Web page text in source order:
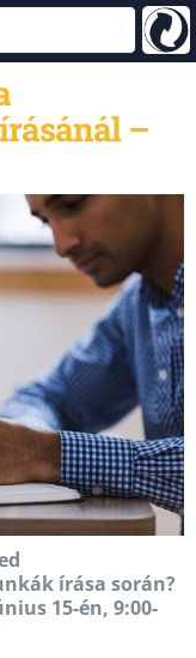
–
írása során?
15-én, 9:00-